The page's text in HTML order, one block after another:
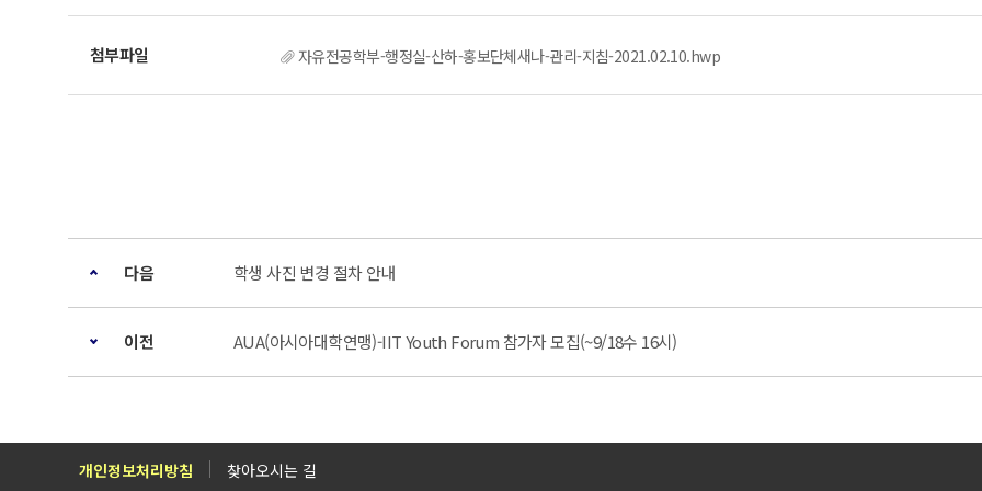
자유전공학부-행정실-산하-홍보단체새나-관리-지침-2021.02.10.hwp
다음 학생 사진 변경 절차 안내
이전 AUA(아시아대학연맹)-IIT Youth Forum 참가자 모집(~9/18수 16시)
개인정보처리방침 찾아오시는 길